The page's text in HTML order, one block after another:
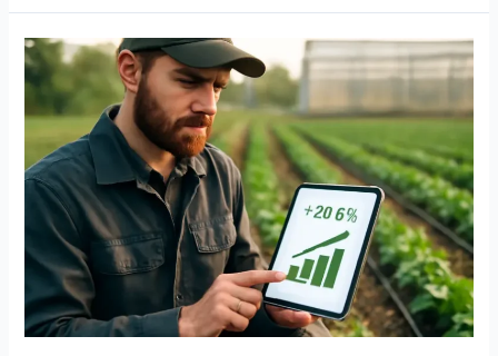
ตั้ง:
ปฏิวัติ
การ
ปลูก
อนาคต
โลก
2025